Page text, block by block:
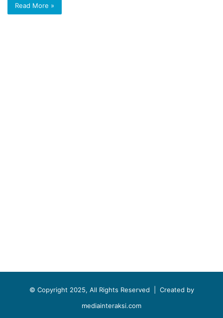
Read More »
© Copyright 2025, All Rights Reserved | Created by
mediainteraksi.com